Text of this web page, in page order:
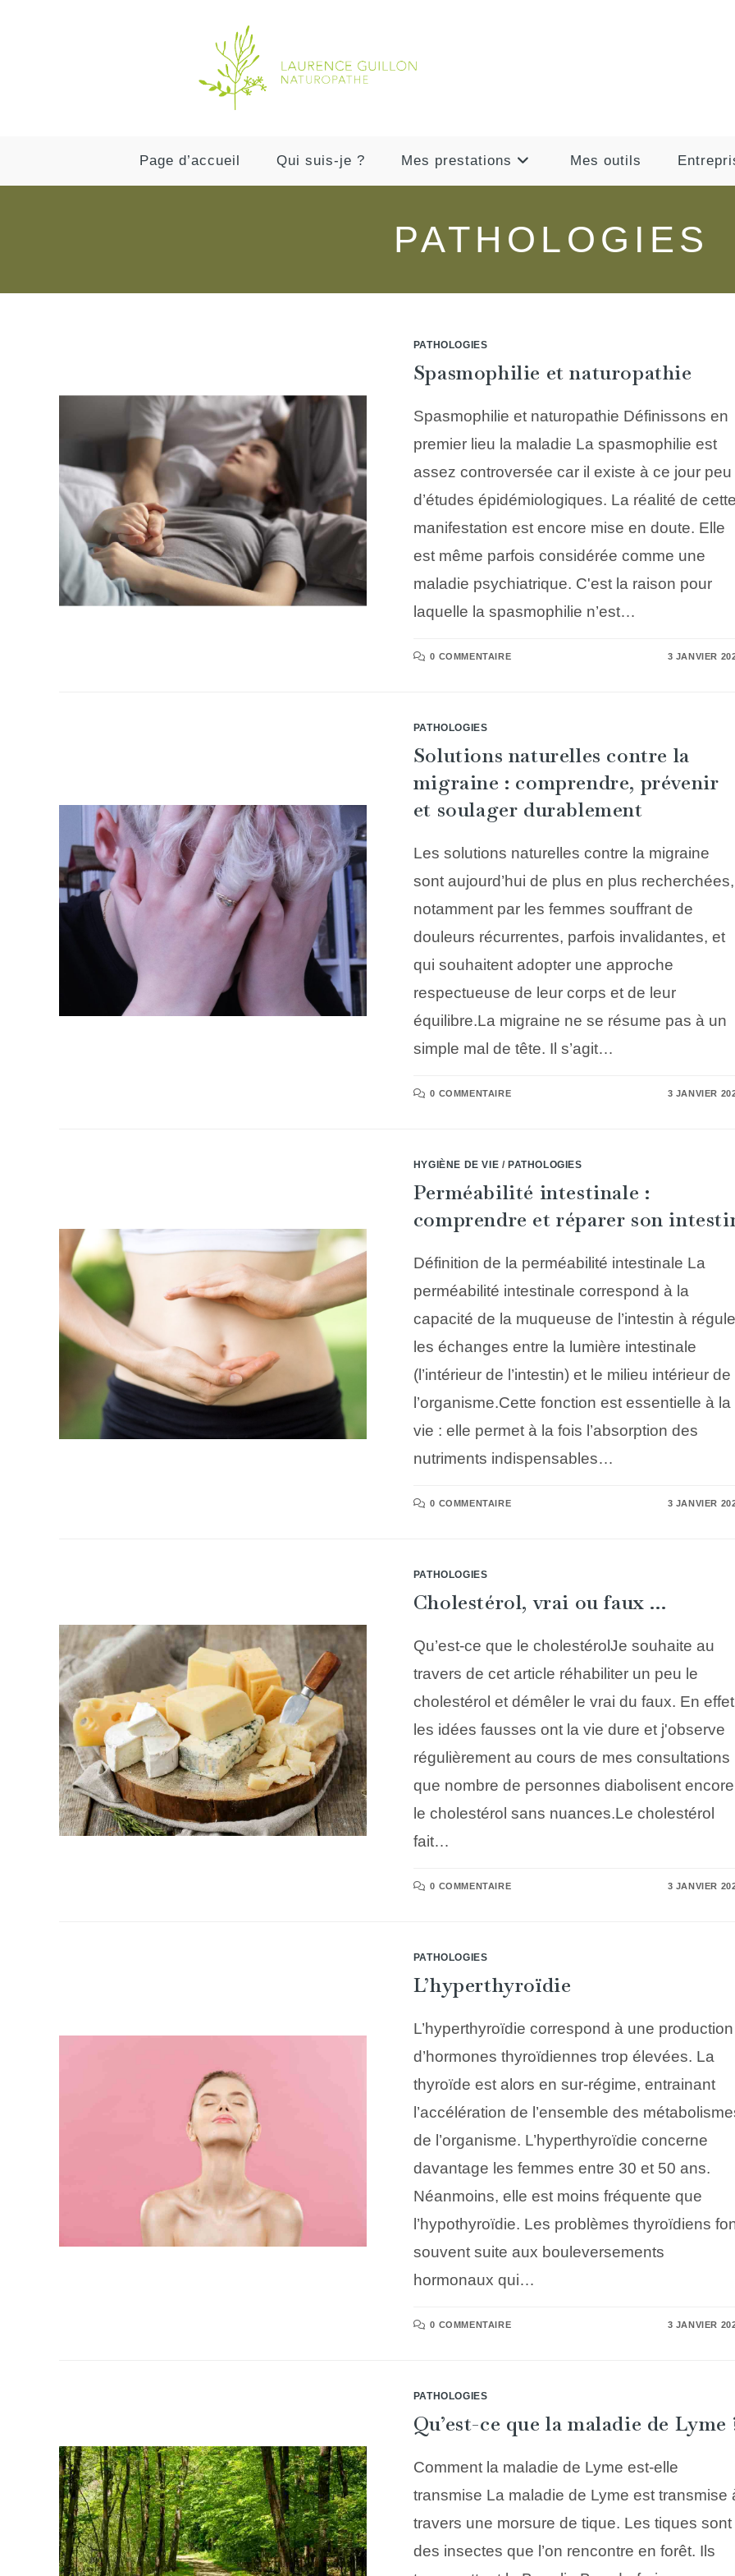
Page d’accueil Qui suis-je ? Mes prestations Mes outils
PATHOLOGIES
PATHOLOGIES
Spasmophilie et naturopathie
Spasmophilie et naturopathie Définissons en
premier lieu la maladie La spasmophilie est
assez controversée car il existe à ce jour peu
d’études épidémiologiques. La réalité de
manifestation est encore mise en doute. Elle
est même parfois considérée comme une
maladie psychiatrique. C'est la raison pour
laquelle la spasmophilie n’est…
0 COMMENTAIRE 3 JANVIER
PATHOLOGIES
Solutions naturelles contre la
migraine : comprendre, prévenir
et soulager durablement
Les solutions naturelles contre la migraine
sont aujourd’hui de plus en plus recherchées,
notamment par les femmes souffrant de
douleurs récurrentes, parfois invalidantes, et
qui souhaitent adopter une approche
respectueuse de leur corps et de leur
équilibre.La migraine ne se résume pas à un
simple mal de tête. Il s’agit…
0 COMMENTAIRE 3 JANVIER
HYGIÈNE DE VIE / PATHOLOGIES
Perméabilité intestinale :
comprendre et réparer son
Définition de la perméabilité intestinale La
perméabilité intestinale correspond à la
capacité de la muqueuse de l’intestin à
les échanges entre la lumière intestinale
(l’intérieur de l’intestin) et le milieu intérieur de
l’organisme.Cette fonction est essentielle à la
vie : elle permet à la fois l’absorption des
nutriments indispensables…
0 COMMENTAIRE 3 JANVIER
PATHOLOGIES
Cholestérol, vrai ou faux …
Qu’est-ce que le cholestérolJe souhaite au
travers de cet article réhabiliter un peu le
cholestérol et démêler le vrai du faux. En effet
les idées fausses ont la vie dure et j'observe
régulièrement au cours de mes consultations
que nombre de personnes diabolisent encore
le cholestérol sans nuances.Le cholestérol
fait…
0 COMMENTAIRE 3 JANVIER
PATHOLOGIES
L’hyperthyroïdie
L’hyperthyroïdie correspond à une production
d’hormones thyroïdiennes trop élevées. La
thyroïde est alors en sur-régime, entrainant
l’accélération de l’ensemble des
de l’organisme. L’hyperthyroïdie concerne
davantage les femmes entre 30 et 50 ans.
Néanmoins, elle est moins fréquente que
l’hypothyroïdie. Les problèmes thyroïdiens
souvent suite aux bouleversements
hormonaux qui…
0 COMMENTAIRE 3 JANVIER
PATHOLOGIES
Qu’est-ce que la maladie de Lyme
Comment la maladie de Lyme est-elle
transmise La maladie de Lyme est transmise
travers une morsure de tique. Les tiques sont
des insectes que l’on rencontre en forêt. Ils